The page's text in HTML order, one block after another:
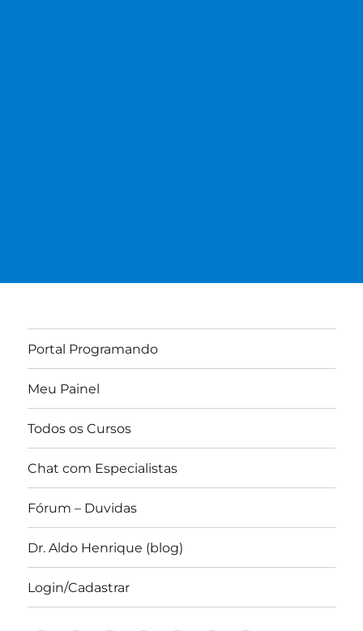
Portal Programando
Meu Painel
Todos os Cursos
Chat com Especialistas
Fórum – Duvidas
Dr. Aldo Henrique (blog)
Login/Cadastrar